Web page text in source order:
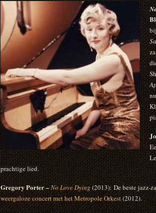
prachtige lied.
Gregory Porter –No Love Dying(2013): De beste jazz-
weergaloze concert met het Metropole Orkest(2012).